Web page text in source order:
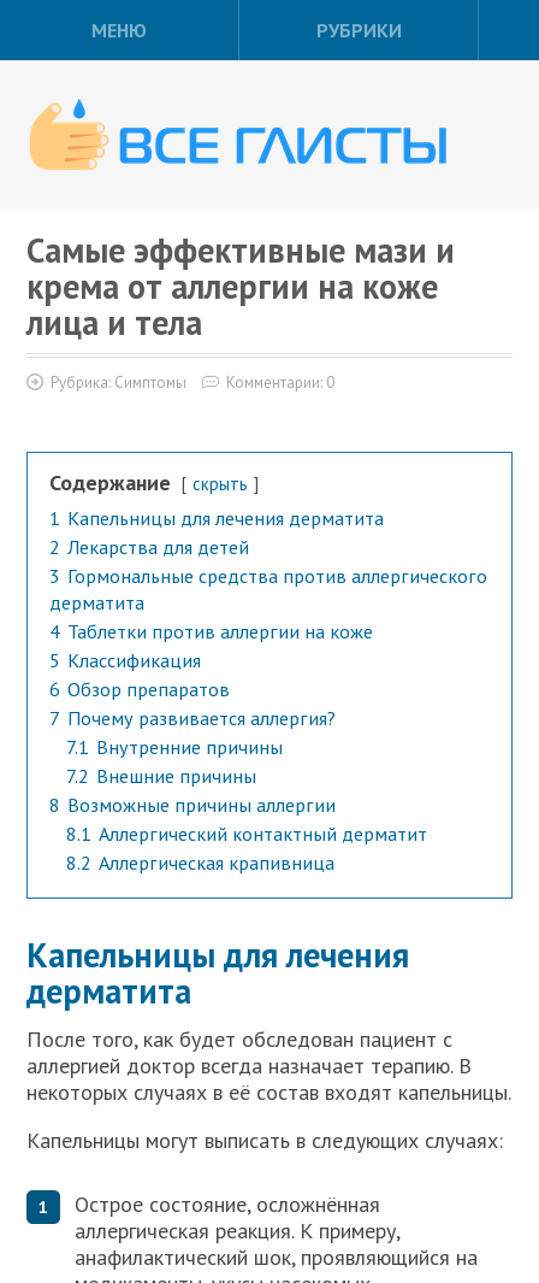
МЕНЮ РУБРИКИ
Самые эффективные мази и
крема от аллергии на коже
лица и тела
Рубрика: Симптомы Комментарии: 0
Содержание скрыть
1 Капельницы для лечения дерматита
2 Лекарства для детей
3 Гормональные средства против аллергического
дерматита
4 Таблетки против аллергии на коже
5 Классификация
6 Обзор препаратов
7 Почему развивается аллергия?
7.1 Внутренние причины
7.2 Внешние причины
8 Возможные причины аллергии
8.1 Аллергический контактный дерматит
8.2 Аллергическая крапивница
Капельницы для лечения
дерматита
После того, как будет обследован пациент с
аллергией доктор всегда назначает терапию. В
некоторых случаях в её состав входят капельницы.
Капельницы могут выписать в следующих случаях:
Острое состояние, осложнённая
аллергическая реакция. К примеру,
анафилактический шок, проявляющийся на